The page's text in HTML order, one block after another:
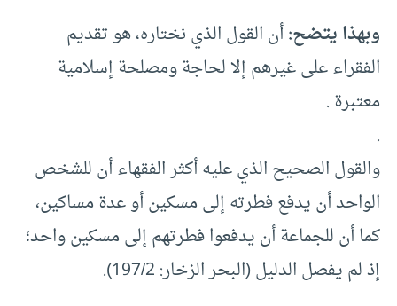
وبهذا يتضح:أن القول الذي نختاره، هو تقديم
الفقراء على غيرهم إلا لحاجة ومصلحة إسلامية
معتبرة .
.
والقول الصحيح الذي عليه أكثر الفقهاء أن للشخص
الواحد أن يدفع فطرته إلى مسكين أو عدة مساكين،
كما أن للجماعة أن يدفعوا فطرتهم إلى مسكين واحد؛
إذ لم يفصل الدليل (البحر الزخار: 197/2).